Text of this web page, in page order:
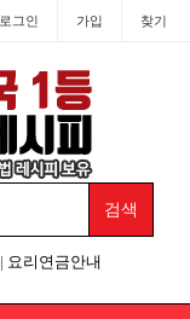
로그인 가입 찾기
| 요리연금안내